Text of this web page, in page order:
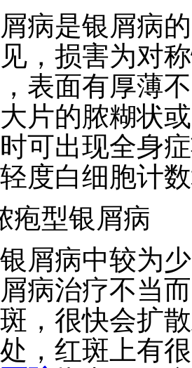
病是银屑病
，损害为对
表面有厚薄
片的脓糊状
可出现全身
度白细胞计
疱型银屑病
屑病中较为
病治疗不当
，很快会扩
，红斑上有